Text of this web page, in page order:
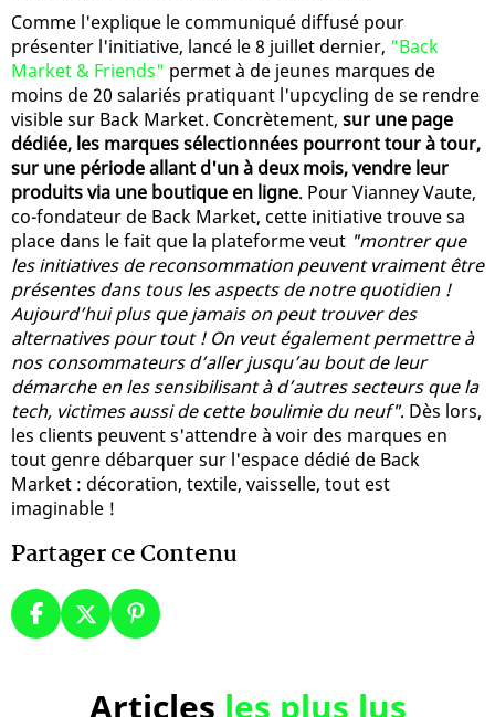
Comme l'explique le communiqué diffusé pour
présenter l'initiative, lancé le 8 juillet dernier, "Back
Market & Friends" permet à de jeunes marques de
moins de 20 salariés pratiquant l'upcycling de se rendre
visible sur Back Market. Concrètement, sur une page
dédiée, les marques sélectionnées pourront tour à tour,
sur une période allant d'un à deux mois, vendre leur
produits via une boutique en ligne. Pour Vianney Vaute,
co-fondateur de Back Market, cette initiative trouve sa
place dans le fait que la plateforme veut "montrer que
les initiatives de reconsommation peuvent vraiment être
présentes dans tous les aspects de notre quotidien !
Aujourd’hui plus que jamais on peut trouver des
alternatives pour tout ! On veut également permettre à
nos consommateurs d’aller jusqu’au bout de leur
démarche en les sensibilisant à d’autres secteurs que la
tech, victimes aussi de cette boulimie du neuf". Dès lors,
les clients peuvent s'attendre à voir des marques en
tout genre débarquer sur l'espace dédié de Back
Market : décoration, textile, vaisselle, tout est
imaginable !
Partager ce Contenu
Articles les plus lus